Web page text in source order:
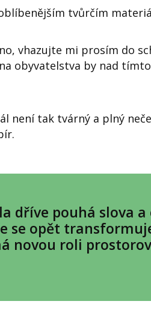
tvůrčím
vhazujte mi prosím do
obyvatelstva by nad
není tak tvárný a plný
dříve pouhá slova a
se opět
novou roli